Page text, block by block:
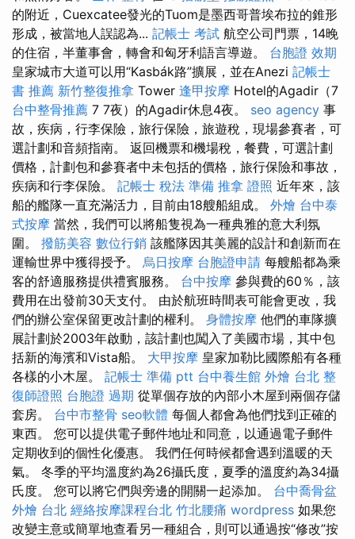
的附近，Cuexcatee發光的Tuom是墨西哥普埃布拉的錐形
形成，被當地人誤認為... 記帳士 考試 航空公司門票，14晚
的住宿，半董事會，轉會和匈牙利語言導遊。 台胞證 效期
皇家城市大道可以用“Kasbák路”擴展，並在Anezi 記帳士
書 推薦 新竹整復推拿 Tower 逢甲按摩 Hotel的Agadir（7
台中整骨推薦 7 7夜）的Agadir休息4夜。 seo agency 事
故，疾病，行李保險，旅行保險，旅遊稅，現場參賽者，可
選計劃和音頻指南。 返回機票和機場稅，餐費，可選計劃
價格，計劃包和參賽者中未包括的價格，旅行保險和事故，
疾病和行李保險。 記帳士 稅法 準備 推拿 證照 近年來，該
船的艦隊一直充滿活力，目前由18艘船組成。 外燴 台中泰
式按摩 當然，我們可以將船隻視為一種典雅的意大利氛
圍。 撥筋美容 數位行銷 該艦隊因其美麗的設計和創新而在
運輸世界中獲得授予。 烏日按摩 台胞證申請 每艘船都為乘
客的舒適服務提供禮賓服務。 台中按摩 參與費的60％，該
費用在出發前30天支付。 由於航班時間表可能會更改，我
們的辦公室保留更改計劃的權利。 身體按摩 他們的車隊擴
展計劃於2003年啟動，該計劃也闖入了美國市場，其中包
括新的海濱和Vista船。 大甲按摩 皇家加勒比國際船有各種
各樣的小木屋。 記帳士 準備 ptt 台中養生館 外燴 台北 整
復師證照 台胞證 過期 從單個存放的內部小木屋到兩個存儲
套房。 台中市整骨 seo軟體 每個人都會為他們找到正確的
東西。 您可以提供電子郵件地址和同意，以通過電子郵件
定期收到的個性化優惠。 我們任何時候都會遇到溫暖的天
氣。 冬季的平均溫度約為26攝氏度，夏季的溫度約為34攝
氏度。 您可以將它們與旁邊的開關一起添加。 台中喬骨盆
外燴 台北 經絡按摩課程台北 竹北腰痛 wordpress 如果您
改變主意或簡單地查看另一種組合，則可以通過按“修改”按